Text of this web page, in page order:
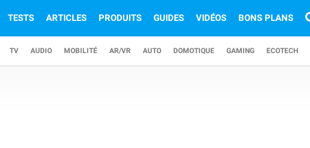
TESTS ARTICLES PRODUITS GUIDES VIDÉOS BONS PLANS
TV AUDIO MOBILITÉ AR/VR AUTO DOMOTIQUE GAMING ECOTECH